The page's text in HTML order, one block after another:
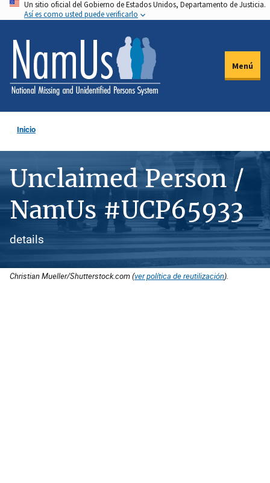
Pasar
al
contenido
principal
Un sitio oficial del Gobierno de Estados Unidos, Departamento de Justicia.
Así es como usted puede verificarlo
Menú
Inicio
Unclaimed Person /
NamUs #UCP65933
details
Christian Mueller/Shutterstock.com (ver política de reutilización).